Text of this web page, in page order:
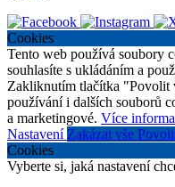
Cookies
Tento web používá soubory
souhlasíte s ukládáním a
Zakliknutím tlačítka "Povolit
používání i dalších souborů
a marketingové. Více
Nastavení Zakázat vše
Cookies
Vyberte si, jaká nastavení